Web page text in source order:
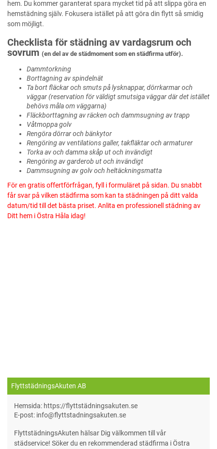
hem. Du kommer garanterat spara mycket tid på att slippa göra en
hemstädning själv. Fokusera istället på att göra din flytt så smidig
som möjligt.
Checklista för städning av vardagsrum och
sovrum (en del av de städmoment som en städfirma utför).
Dammtorkning
Borttagning av spindelnät
Ta bort fläckar och smuts på lysknappar, dörrkarmar och
väggar (reservation för väldigt smutsiga väggar där det istället
behövs måla om väggarna)
Fläckborttagning av räcken och dammsugning av trapp
Våtmoppa golv
Rengöra dörrar och bänkytor
Rengöring av ventilations galler, takfläktar och armaturer
Torka av och damma skåp ut och invändigt
Rengöring av garderob ut och invändigt
Dammsugning av golv och heltäckningsmatta
För en gratis offertförfrågan, fyll i formuläret på sidan. Du snabbt
får svar på vilken städfirma som kan ta städningen på ditt valda
datum/tid till det bästa priset. Anlita en professionell städning av
Ditt hem i Östra Håla idag!
FlyttstädningsAkuten AB
Hemsida: https://flyttstädningsakuten.se
E-post: info@flyttstadningsakuten.se
FlyttstädningsAkuten hälsar Dig välkommen till vår
städservice! Söker du en rekommenderad städfirma i Östra